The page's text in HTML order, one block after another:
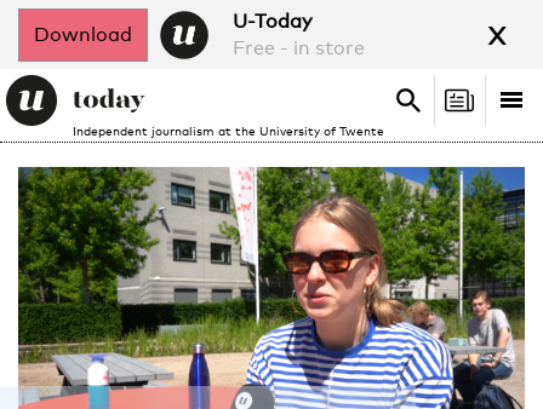
Download
U-Today
Free - in store
x
Independent journalism at the University of Twente
Search
Search